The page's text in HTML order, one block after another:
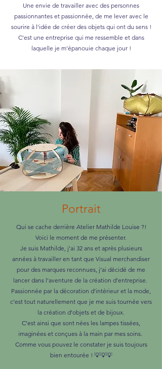
Une envie de travailler avec des personnes
passionnantes et passionnée, de me lever avec le
sourire à l'idée de créer des objets qui ont du sens !
C'est une entreprise qui me ressemble et dans
laquelle je m'épanouie chaque jour !
Portrait
Qui se cache derrière Atelier Mathilde Louise ?!
Voici le moment de me présenter.
Je suis Mathilde, j’ai 32 ans et après plusieurs
années à travailler en tant que Visual merchandiser
pour des marques reconnues, j’ai décidé de me
lancer dans l’aventure de la création d’entreprise.
Passionnée par la décoration d’intérieur et la mode,
c’est tout naturellement que je me suis tournée vers
la création d’objets et de bijoux.
C’est ainsi que sont nées les lampes tissées,
imaginées et conçues à la main par mes soins.
Comme vous pouvez le constater je suis toujours
bien entourée ! 💡💡💡